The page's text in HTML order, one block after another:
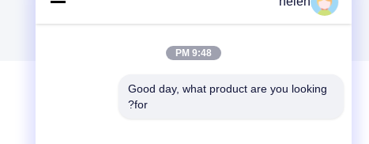
9:48 PM
Good day, what product are you looking
for?